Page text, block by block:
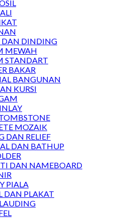
DAN DINDING
MEWAH
STANDART
BAKAR
BANGUNAN
KURSI
MOZAIK
DAN RELIEF
DAN BATHUP
DAN NAMEBOARD
PIALA
DAN PLAKAT